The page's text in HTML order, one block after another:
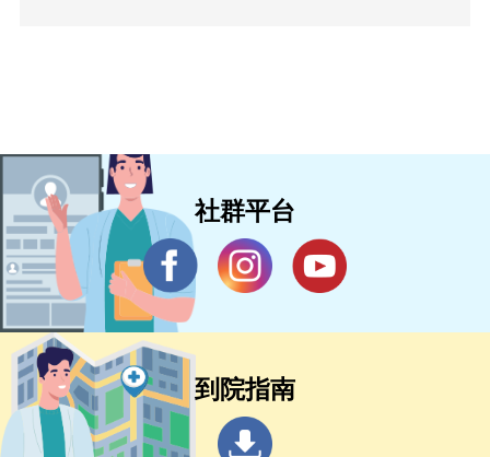
社群平台
到院指南